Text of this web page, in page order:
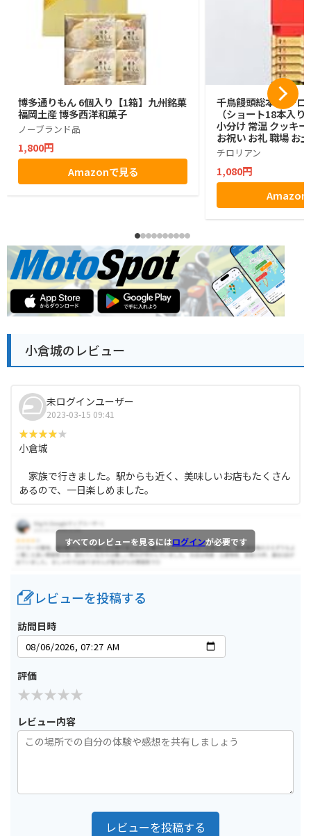
博多通りもん 6個入り【1箱】九州銘菓
福岡土産 博多西洋和菓子
ノーブランド品
1,800円
Amazonで見る
千鳥饅頭総本舗 チロ
（ショート18本入
小分け 常温 クッキ
お祝い お礼 職場 お
れ 退職 焼き菓子 お
千鳥屋
チロリアン
1,080円
Amazon
小倉城のレビュー
未ログインユーザー
2023-03-15 09:41
小倉城
家族で行きました。駅からも近く、美味しいお店もたくさん
あるので、一日楽しめました。
すべてのレビューを見るにはログインが必要です
レビューを投稿する
訪問日時
評価
レビュー内容
レビューを投稿する